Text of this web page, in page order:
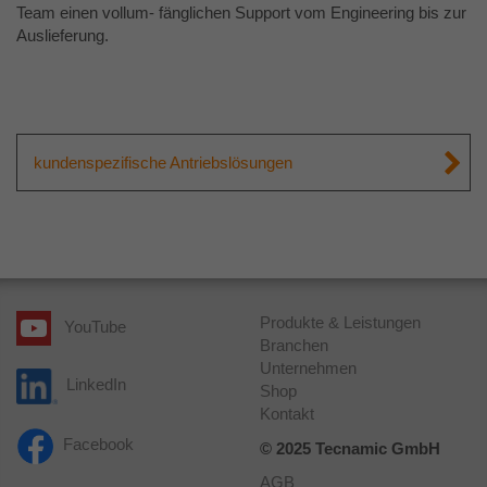
Team einen vollum- fänglichen Support vom Engineering bis zur
Auslieferung.
kundenspezifische Antriebslösungen
YouTube
LinkedIn
Facebook
Produkte & Leistungen
Branchen
Unternehmen
Shop
Kontakt
© 2025 Tecnamic GmbH
AGB